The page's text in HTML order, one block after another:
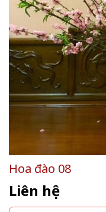
Hoa đào 08
Liên hệ